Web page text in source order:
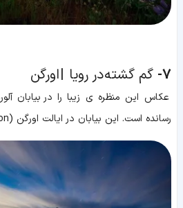
7- گم گشته در رویا | اورگن
رسانده است. این بیابان در ایالت اورگن (Oregon) آمریکا قرار دارد.